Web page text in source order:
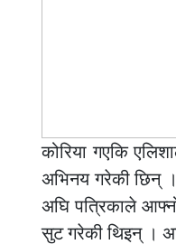
कोरिया गएकि
अभिनय गरेकी छिन्
अघि पत्रिकाले
सुट गरेकी थिइन् ।